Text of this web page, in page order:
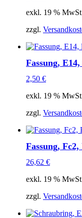
exkl. 19 %
zzgl.
Fassung,
2,50 €
exkl. 19 %
zzgl.
Fassung,
26,62 €
exkl. 19 %
zzgl.